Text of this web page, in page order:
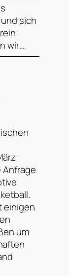
sich
wir…
Anfrage
einigen
um